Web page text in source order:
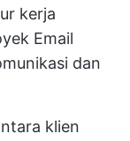
kerja
Email
dan
klien